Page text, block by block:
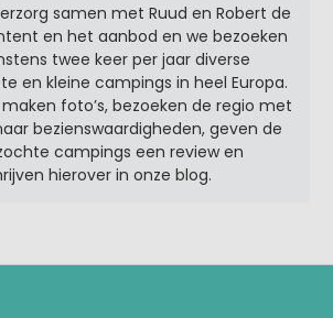
samen met Ruud en Robert de
en het aanbod en we bezoeken
twee keer per jaar diverse
en kleine campings in heel Europa.
maken foto’s, bezoeken de regio met
bezienswaardigheden, geven de
campings een review en
hierover in onze blog.